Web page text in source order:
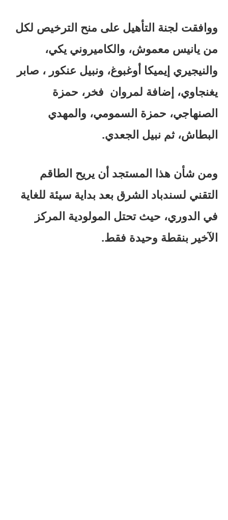
ووافقت لجنة التأهيل على منح الترخيص لكل
من يانيس معموش، والكاميروني يكي،
والنيجيري إيميكا أوغبوغ، ونبيل عنكور ، صابر
يغنجاوي، إضافة لمروان فخر، حمزة
الصنهاجي، حمزة السمومي، والمهدي
البطاش، ثم نبيل الجعدي.
ومن شأن هذا المستجد أن يريح الطاقم
التقني لسندباد الشرق بعد بداية سيئة للغاية
في الدوري، حيث تحتل المولودية المركز
الآخير بنقطة وحيدة فقط.